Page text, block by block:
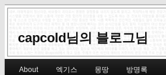
capcold님의 블로그님
Skip to primary content
Skip to secondary content
About 엑기스 몽땅 방명록